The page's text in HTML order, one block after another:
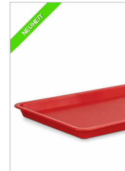
NEUHEIT